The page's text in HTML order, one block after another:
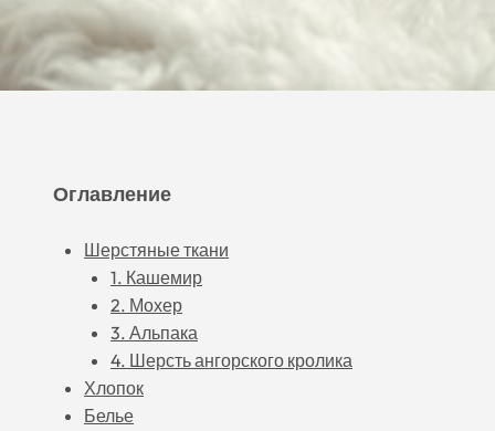
Оглавление
Шерстяные ткани
1. Кашемир
2. Мохер
3. Альпака
4. Шерсть ангорского кролика
Хлопок
Белье